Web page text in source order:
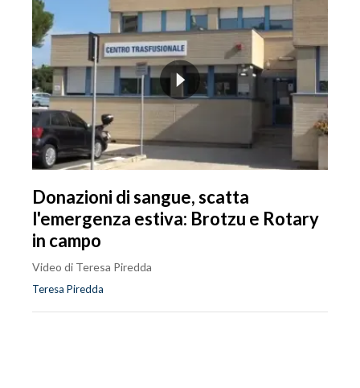
Donazioni di sangue, scatta
l'emergenza estiva: Brotzu e Rotary
in campo
Video di Teresa Piredda
Teresa Piredda